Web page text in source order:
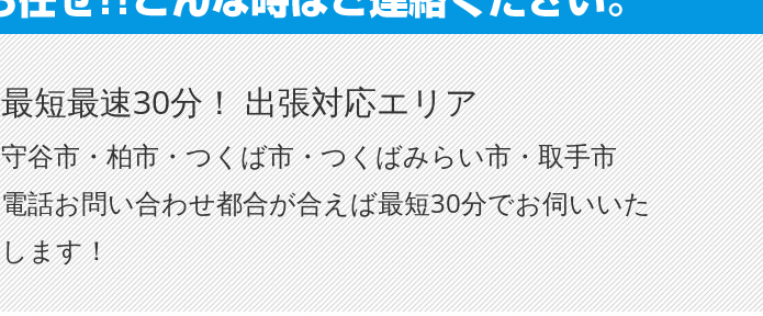
最短最速30分！ 出張対応エリア
守谷市・柏市・つくば市・つくばみらい市・取手市
電話お問い合わせ都合が合えば最短30分でお伺いいた
します！